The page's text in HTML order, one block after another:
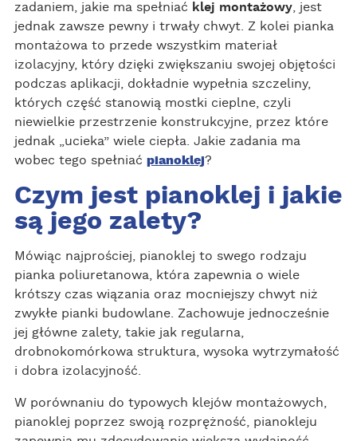
zadaniem, jakie ma spełniać klej montażowy, jest
jednak zawsze pewny i trwały chwyt. Z kolei pianka
montażowa to przede wszystkim materiał
izolacyjny, który dzięki zwiększaniu swojej objętości
podczas aplikacji, dokładnie wypełnia szczeliny,
których część stanowią mostki cieplne, czyli
niewielkie przestrzenie konstrukcyjne, przez które
jednak „ucieka” wiele ciepła. Jakie zadania ma
wobec tego spełniać pianoklej?
Czym jest pianoklej i jakie
są jego zalety?
Mówiąc najprościej, pianoklej to swego rodzaju
pianka poliuretanowa, która zapewnia o wiele
krótszy czas wiązania oraz mocniejszy chwyt niż
zwykłe pianki budowlane. Zachowuje jednocześnie
jej główne zalety, takie jak regularna,
drobnokomórkowa struktura, wysoka wytrzymałość
i dobra izolacyjność.
W porównaniu do typowych klejów montażowych,
pianoklej poprzez swoją rozprężność, pianokleju